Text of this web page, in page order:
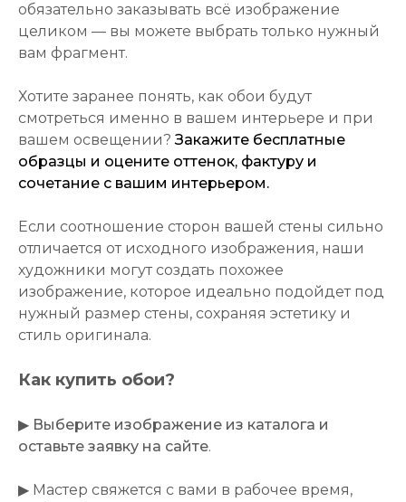
обязательно заказывать всё изображение
целиком — вы можете выбрать только нужный
вам фрагмент.
Хотите заранее понять, как обои будут
смотреться именно в вашем интерьере и при
вашем освещении?Закажите бесплатные
образцы и оцените оттенок, фактуру и
сочетание с вашим интерьером.
Если соотношение сторон вашей стены сильно
отличается от исходного изображения, наши
художники могут создать похожее
изображение, которое идеально подойдет под
нужный размер стены, сохраняя эстетику и
стиль оригинала.
Как купить обои?
▶ Выберите изображение из каталога и
оставьте заявку на сайте.
▶ Мастер свяжется с вами в рабочее время,